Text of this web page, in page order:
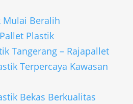
Mulai Beralih
Plastik
Tangerang – Rajapallet
Terpercaya Kawasan
Bekas Berkualitas